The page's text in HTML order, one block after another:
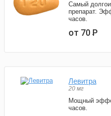
Самый
препарат.
часов.
от 70Р
Левитра
20 мг
Мощный
часов.